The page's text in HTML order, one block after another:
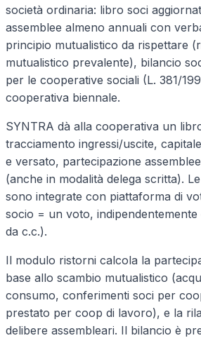
società ordinaria: libro soci
assemblee almeno annuali con
principio mutualistico da rispettare
mutualistico prevalente), bilancio
per le cooperative sociali (L. 381/
cooperativa biennale.
SYNTRA dà alla cooperativa un
tracciamento ingressi/uscite,
e versato, partecipazione
(anche in modalità delega scritta).
sono integrate con piattaforma di
socio = un voto, indipendentemente
da c.c.).
Il modulo ristorni calcola la
base allo scambio mutualistico
consumo, conferimenti soci per
prestato per coop di lavoro), e la
delibere assembleari. Il bilancio è